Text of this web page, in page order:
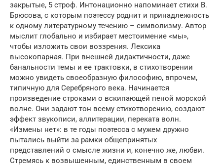
закрытые, 5 строф. Интонационно напоминает стихи В.
Брюсова, с которым поэтессу роднит и принадлежность
к одному литературному течению – символизму. Автор
мыслит глобально и избирает местоимение «мы»,
чтобы изложить свои воззрения. Лексика
высокопарная. При внешней дидактичности, даже
банальности темы и ее трактовки, в стихотворении
можно увидеть своеобразную философию, впрочем,
типичную для Серебряного века. Начинается
произведение строками о вскипающей пеной морской
волне. Они задают тон всему стихотворению, создают
эффект звукописи, аллитерации, переката волн.
«Измены нет»: в те годы поэтесса с мужем дружно
пытались выйти за рамки общепринятых
представлений о смысле жизни и, конечно же, любви.
Стремясь к возвышенным, единственным в своем